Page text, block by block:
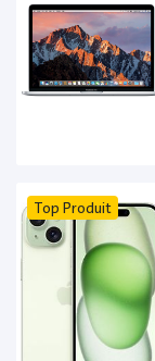
Top Produit